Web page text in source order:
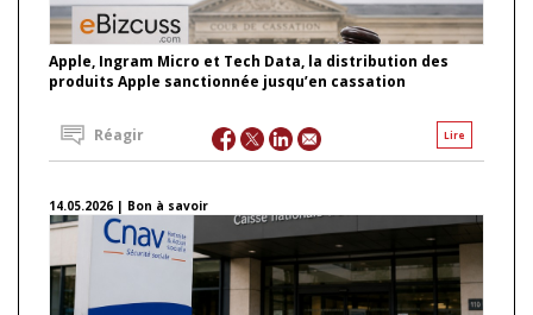
Apple, Ingram Micro et Tech Data, la distribution des
produits Apple sanctionnée jusqu’en cassation
Lire
Réagir
14.05.2026 | Bon à savoir